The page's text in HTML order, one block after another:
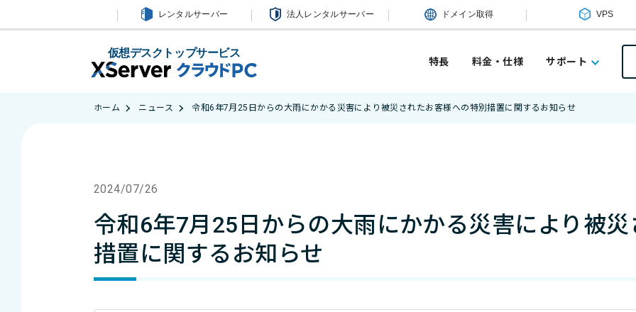
レンタルサーバー 法人レンタルサーバー ドメイン取得 VPS
仮想デスクトップサービス
特長 料金・仕様 サポート
ホーム ニュース 令和6年7月25日からの大雨にかかる災害により被災されたお客様への特別措置に関するお知らせ
2024/07/26
令和6年7月25日からの大雨にかかる災害により被
措置に関するお知らせ